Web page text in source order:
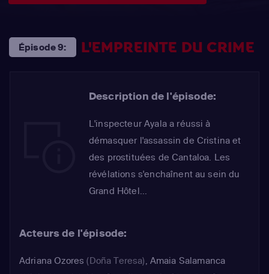
Épisode 9: L'EMPREINTE DU CRIME
Description de l'épisode:
L'inspecteur Ayala a réussi à
démasquer l'assassin de Cristina et
des prostituées de Cantaloa. Les
révélations s'enchaînent au sein du
Grand Hôtel...
Acteurs de l'épisode:
Adriana Ozores (Doña Teresa), Amaia Salamanca